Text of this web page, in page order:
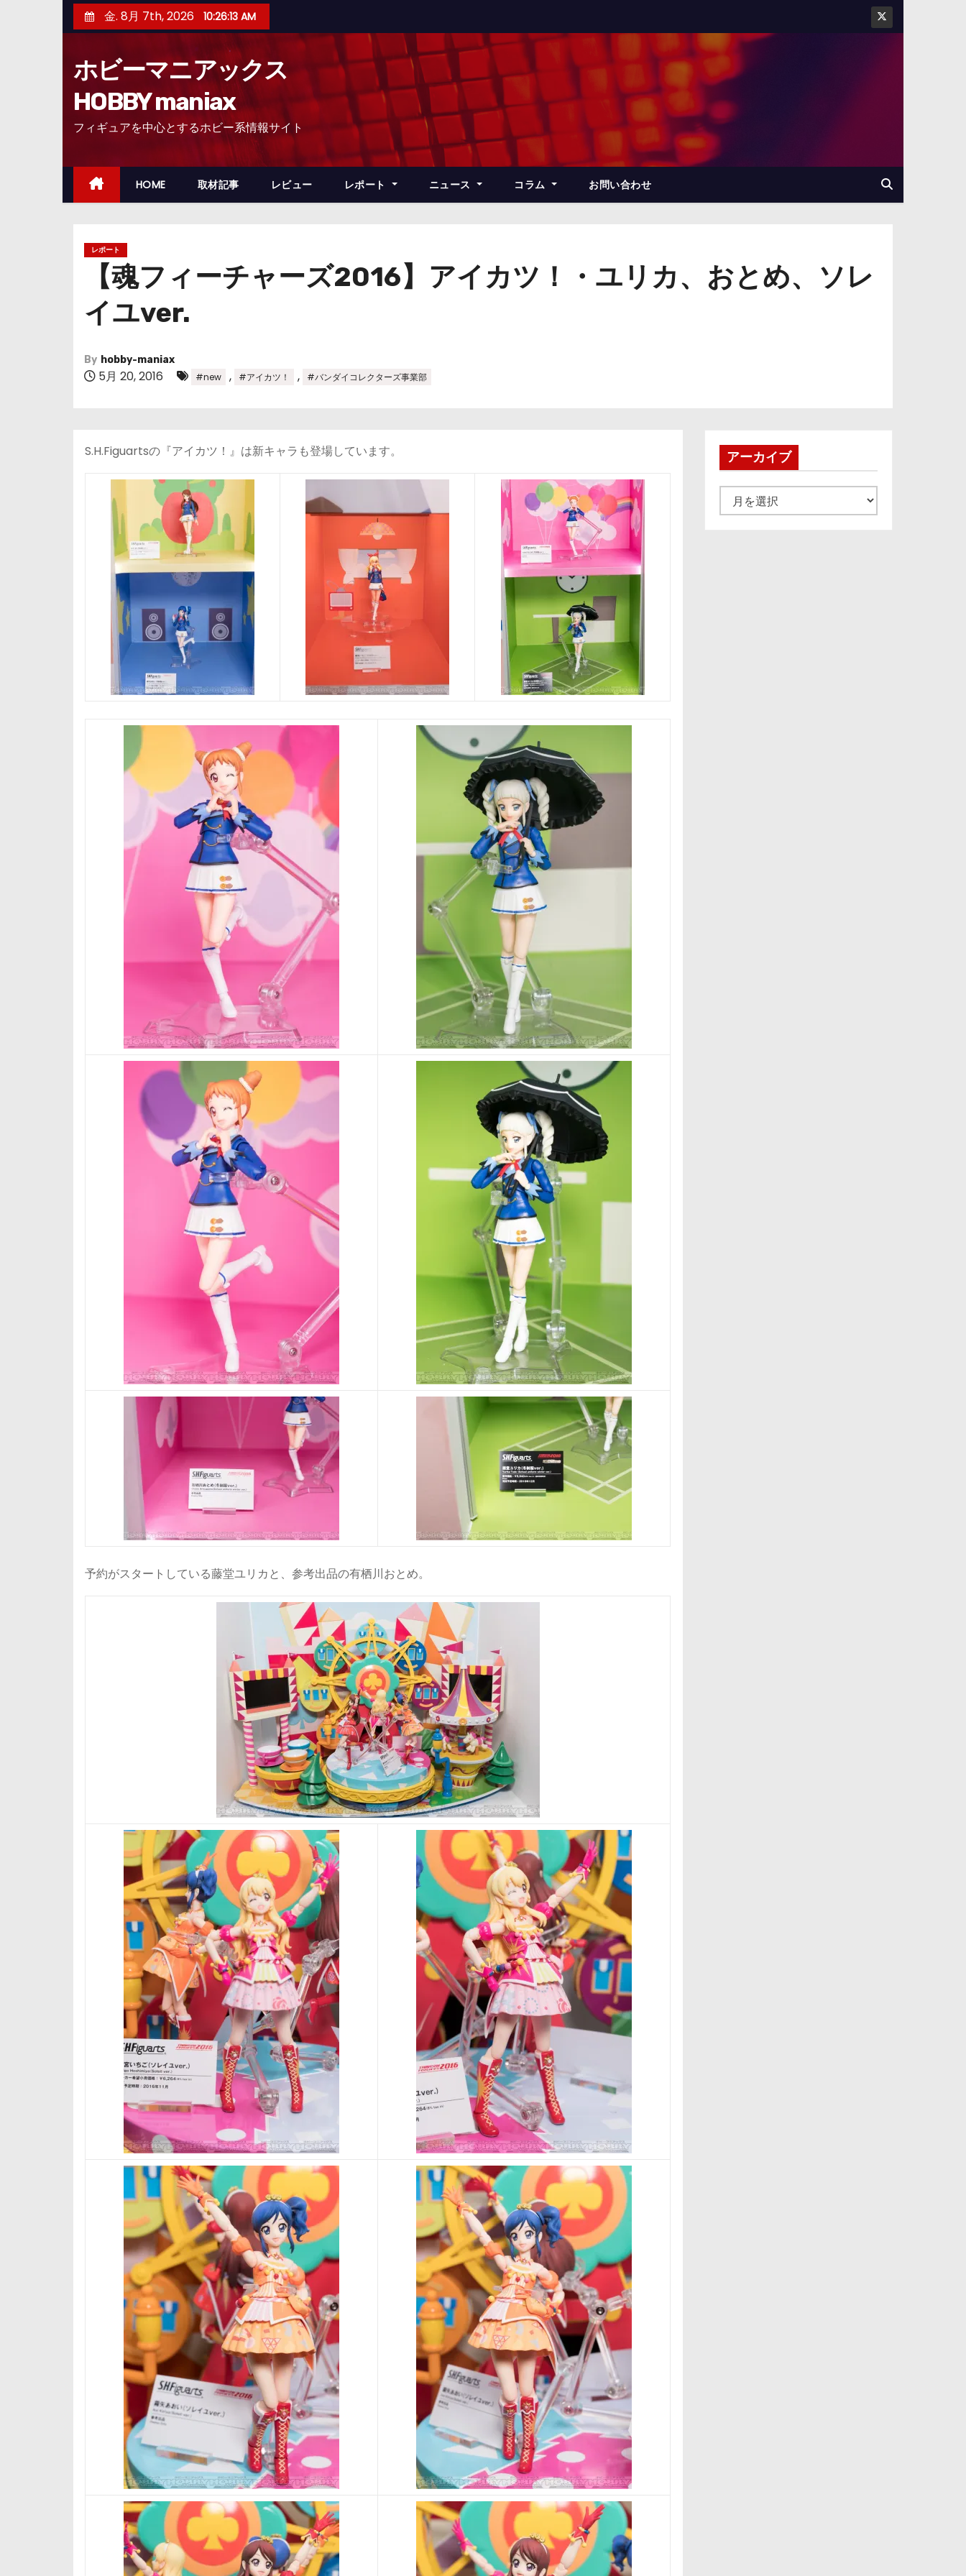
ン
ッ
金. 8月 7th, 2026 10:26:14 AM
ホビーマニアックス
HOBBY maniax
フィギュアを中心とするホビー系情報サイト
HOME 取材記事 レビュー レポート ニュース コラム お問い合わせ
レポート
【魂フィーチャーズ2016】アイカツ！・ユリカ、おとめ、ソレ
イユver.
By hobby-maniax
5月 20, 2016 #new , #アイカツ！ , #バンダイコレクターズ事業部
S.H.Figuartsの『アイカツ！』は新キャラも登場しています。
予約がスタートしている藤堂ユリカと、参考出品の有栖川おとめ。
アーカイブ
ー